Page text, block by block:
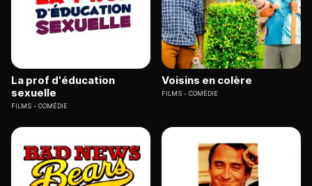
La prof d'éducation
sexuelle
FILMS COMÉDIE
Voisins en colère
FILMS COMÉDIE